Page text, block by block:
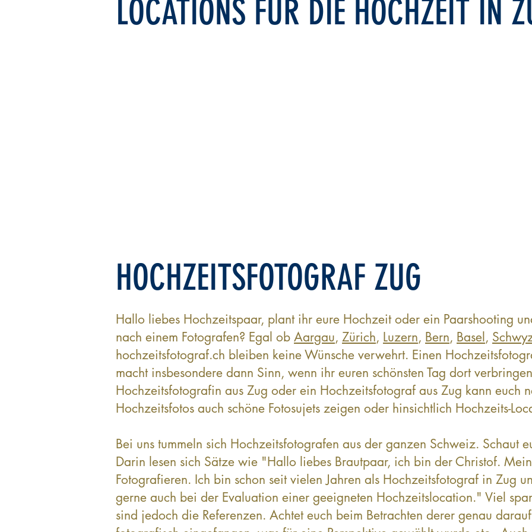
LOCATIONS FÜR DIE HOCHZEIT IN
HOCHZEITSFOTOGRAF ZUG
Hallo liebes Hochzeitspaar, plant ihr eure Hochzeit oder ein Paarshooting
nach einem Fotografen? Egal ob Aargau, Zürich, Luzern, Bern, Basel ,
hochzeitsfotograf.ch bleiben keine Wünsche verwehrt. Einen
macht insbesondere dann Sinn, wenn ihr euren schönsten Tag dort
Hochzeitsfotografin aus Zug oder ein Hochzeitsfotograf aus Zug kann euch
Hochzeitsfotos auch schöne Fotosujets zeigen oder hinsichtlich Hochzeits-
​Bei uns tummeln sich Hochzeitsfotografen aus der ganzen Schweiz. Schaut
Darin lesen sich Sätze wie "Hallo liebes Brautpaar, ich bin der Christof.
Fotografieren. Ich bin schon seit vielen Jahren als Hochzeitsfotograf in Zug
gerne auch bei der Evaluation einer geeigneten Hochzeitslocation." Viel
sind jedoch die Referenzen. Achtet euch beim Betrachten derer genau